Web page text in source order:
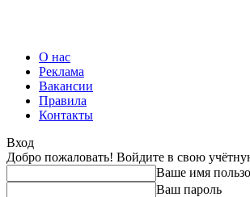
О нас
Реклама
Вакансии
Правила
Контакты
Вход
Добро пожаловать! Войдите в свою
Ваше имя
Ваш пароль